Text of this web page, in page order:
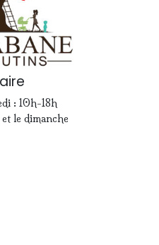
: 10h-18h
le dimanche